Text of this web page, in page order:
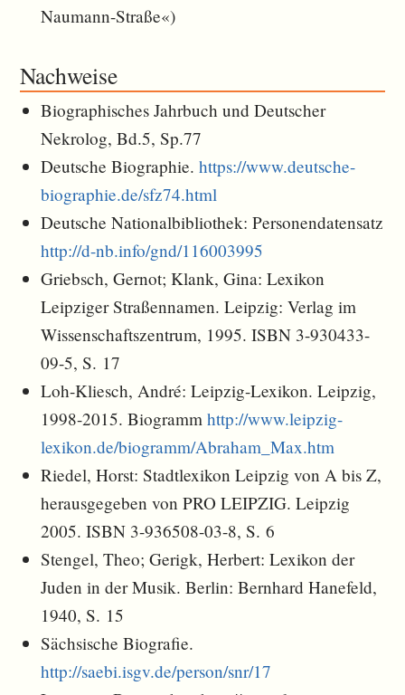
Naumann-Straße«)
Nachweise
Biographisches Jahrbuch und Deutscher
Nekrolog, Bd.5, Sp.77
Deutsche Biographie.https://www.deutsche-
biographie.de/sfz74.html
Deutsche Nationalbibliothek: Personendatensatz
http://d-nb.info/gnd/116003995
Griebsch, Gernot; Klank, Gina: Lexikon
Leipziger Straßennamen. Leipzig: Verlag im
Wissenschaftszentrum, 1995. ISBN 3-930433-
09-5, S. 17
Loh-Kliesch, André: Leipzig-Lexikon. Leipzig,
1998-2015. Biogrammhttp://www.leipzig-
lexikon.de/biogramm/Abraham_Max.htm
Riedel, Horst: Stadtlexikon Leipzig von A bis Z,
herausgegeben von PRO LEIPZIG. Leipzig
2005. ISBN 3-936508-03-8, S. 6
Stengel, Theo; Gerigk, Herbert: Lexikon der
Juden in der Musik. Berlin: Bernhard Hanefeld,
1940, S. 15
Sächsische Biografie.
http://saebi.isgv.de/person/snr/17